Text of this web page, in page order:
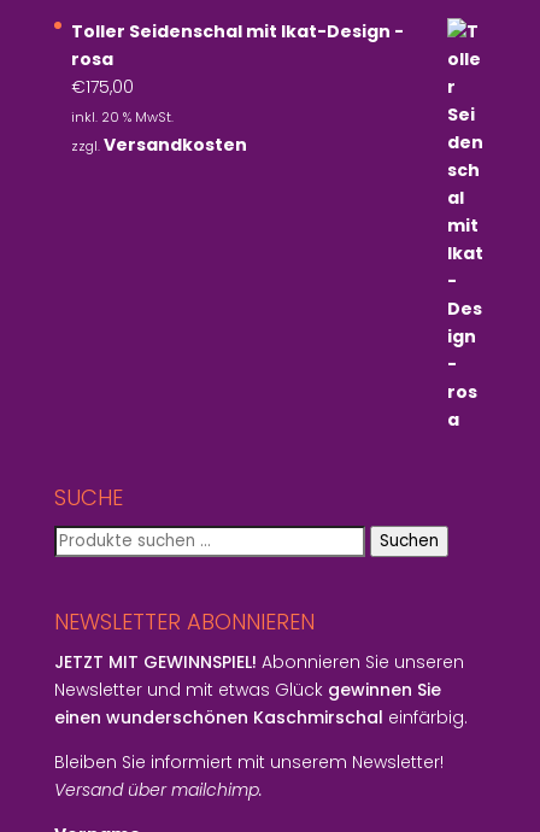
Toller Seidenschal mit Ikat-Design -
rosa
€175,00
inkl. 20 % MwSt.
zzgl.Versandkosten
SUCHE
Suchen
nach:
Suchen
NEWSLETTER ABONNIEREN
JETZT MIT GEWINNSPIEL! Abonnieren Sie unseren
Newsletter und mit etwas Glück gewinnen Sie
einen wunderschönen Kaschmirschal einfärbig.
Bleiben Sie informiert mit unserem Newsletter!
Versand über mailchimp.